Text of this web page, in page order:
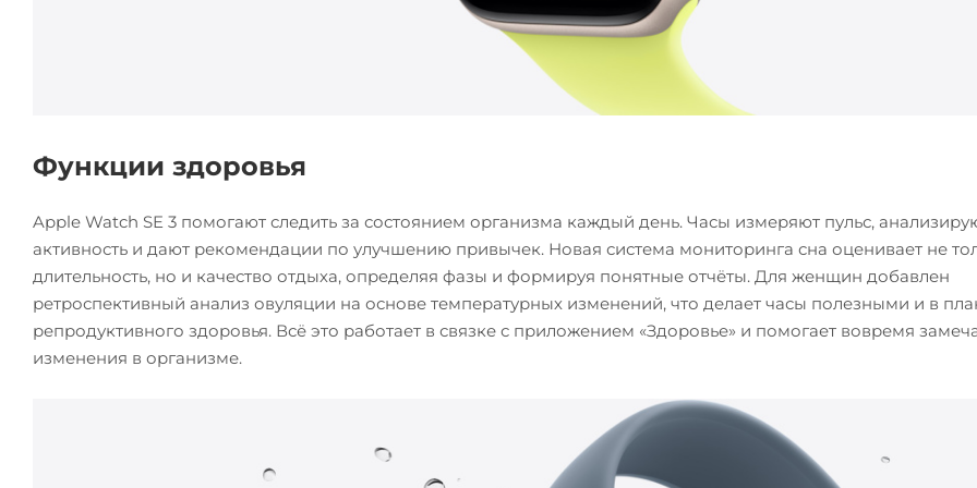
Функции здоровья
Apple Watch SE 3 помогают следить за состоянием организма каждый день. Часы измеряют пульс,
активность и дают рекомендации по улучшению привычек. Новая система мониторинга сна оценивает не
длительность, но и качество отдыха, определяя фазы и формируя понятные отчёты. Для женщин добавлен
ретроспективный анализ овуляции на основе температурных изменений, что делает часы полезными и в
репродуктивного здоровья. Всё это работает в связке с приложением «Здоровье» и помогает вовремя
изменения в организме.